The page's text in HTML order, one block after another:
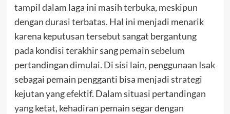
tampil dalam laga ini masih terbuka, meskipun
dengan durasi terbatas. Hal ini menjadi menarik
karena keputusan tersebut sangat bergantung
pada kondisi terakhir sang pemain sebelum
pertandingan dimulai. Di sisi lain, penggunaan Isak
sebagai pemain pengganti bisa menjadi strategi
kejutan yang efektif. Dalam situasi pertandingan
yang ketat, kehadiran pemain segar dengan